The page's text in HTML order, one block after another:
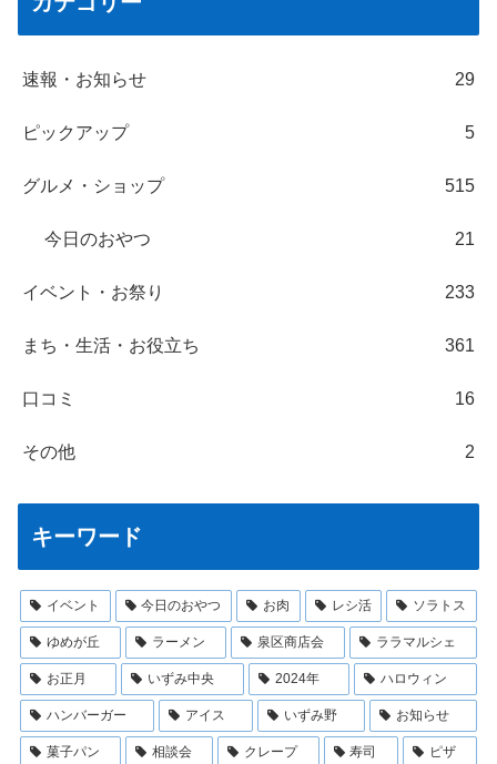
速報・お知らせ 29
ピックアップ 5
グルメ・ショップ 515
今日のおやつ 21
イベント・お祭り 233
まち・生活・お役立ち 361
口コミ 16
その他 2
キーワード
イベント 今日のおやつ お肉 レシ活 ソラトス
ゆめが丘 ラーメン 泉区商店会 ララマルシェ
お正月 いずみ中央 2024年 ハロウィン
ハンバーガー アイス いずみ野 お知らせ
菓子パン 相談会 クレープ 寿司 ピザ